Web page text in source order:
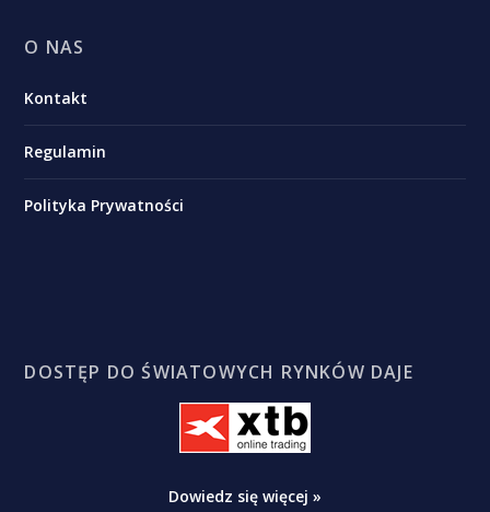
O NAS
Kontakt
Regulamin
Polityka Prywatności
DOSTĘP DO ŚWIATOWYCH RYNKÓW DAJE
Dowiedz się więcej »